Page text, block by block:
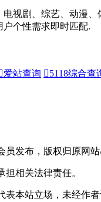
视剧、综艺、动漫
个性需求即时匹配.
爱站查询 5118综合查
发布，版权归原网站/
相关法律责任。
本站立场，未经作者